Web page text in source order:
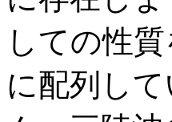
しての性
に配列し